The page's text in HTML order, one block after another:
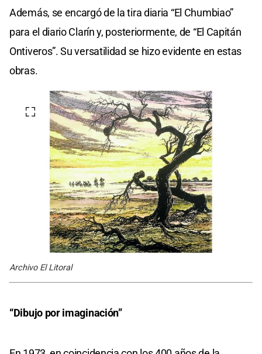
Además, se encargó de la tira diaria “El Chumbiao”
para el diario Clarín y, posteriormente, de “El Capitán
Ontiveros”. Su versatilidad se hizo evidente en estas
obras.
Archivo El Litoral
“Dibujo por imaginación”